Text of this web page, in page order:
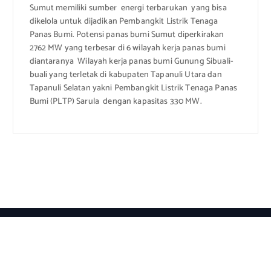
Sumut memiliki sumber energi terbarukan yang bisa
dikelola untuk dijadikan Pembangkit Listrik Tenaga
Panas Bumi. Potensi panas bumi Sumut diperkirakan
2762 MW yang terbesar di 6 wilayah kerja panas bumi
diantaranya Wilayah kerja panas bumi Gunung Sibuali-
buali yang terletak di kabupaten Tapanuli Utara dan
Tapanuli Selatan yakni Pembangkit Listrik Tenaga Panas
Bumi (PLTP) Sarula dengan kapasitas 330 MW.